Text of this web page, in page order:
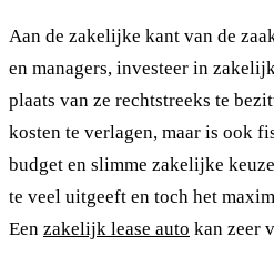
Aan de zakelijke kant van de
en managers, investeer in
plaats van ze rechtstreeks te
kosten te verlagen, maar is ook
budget en slimme zakelijke
te veel uitgeeft en toch het
Een zakelijk lease auto kan zeer